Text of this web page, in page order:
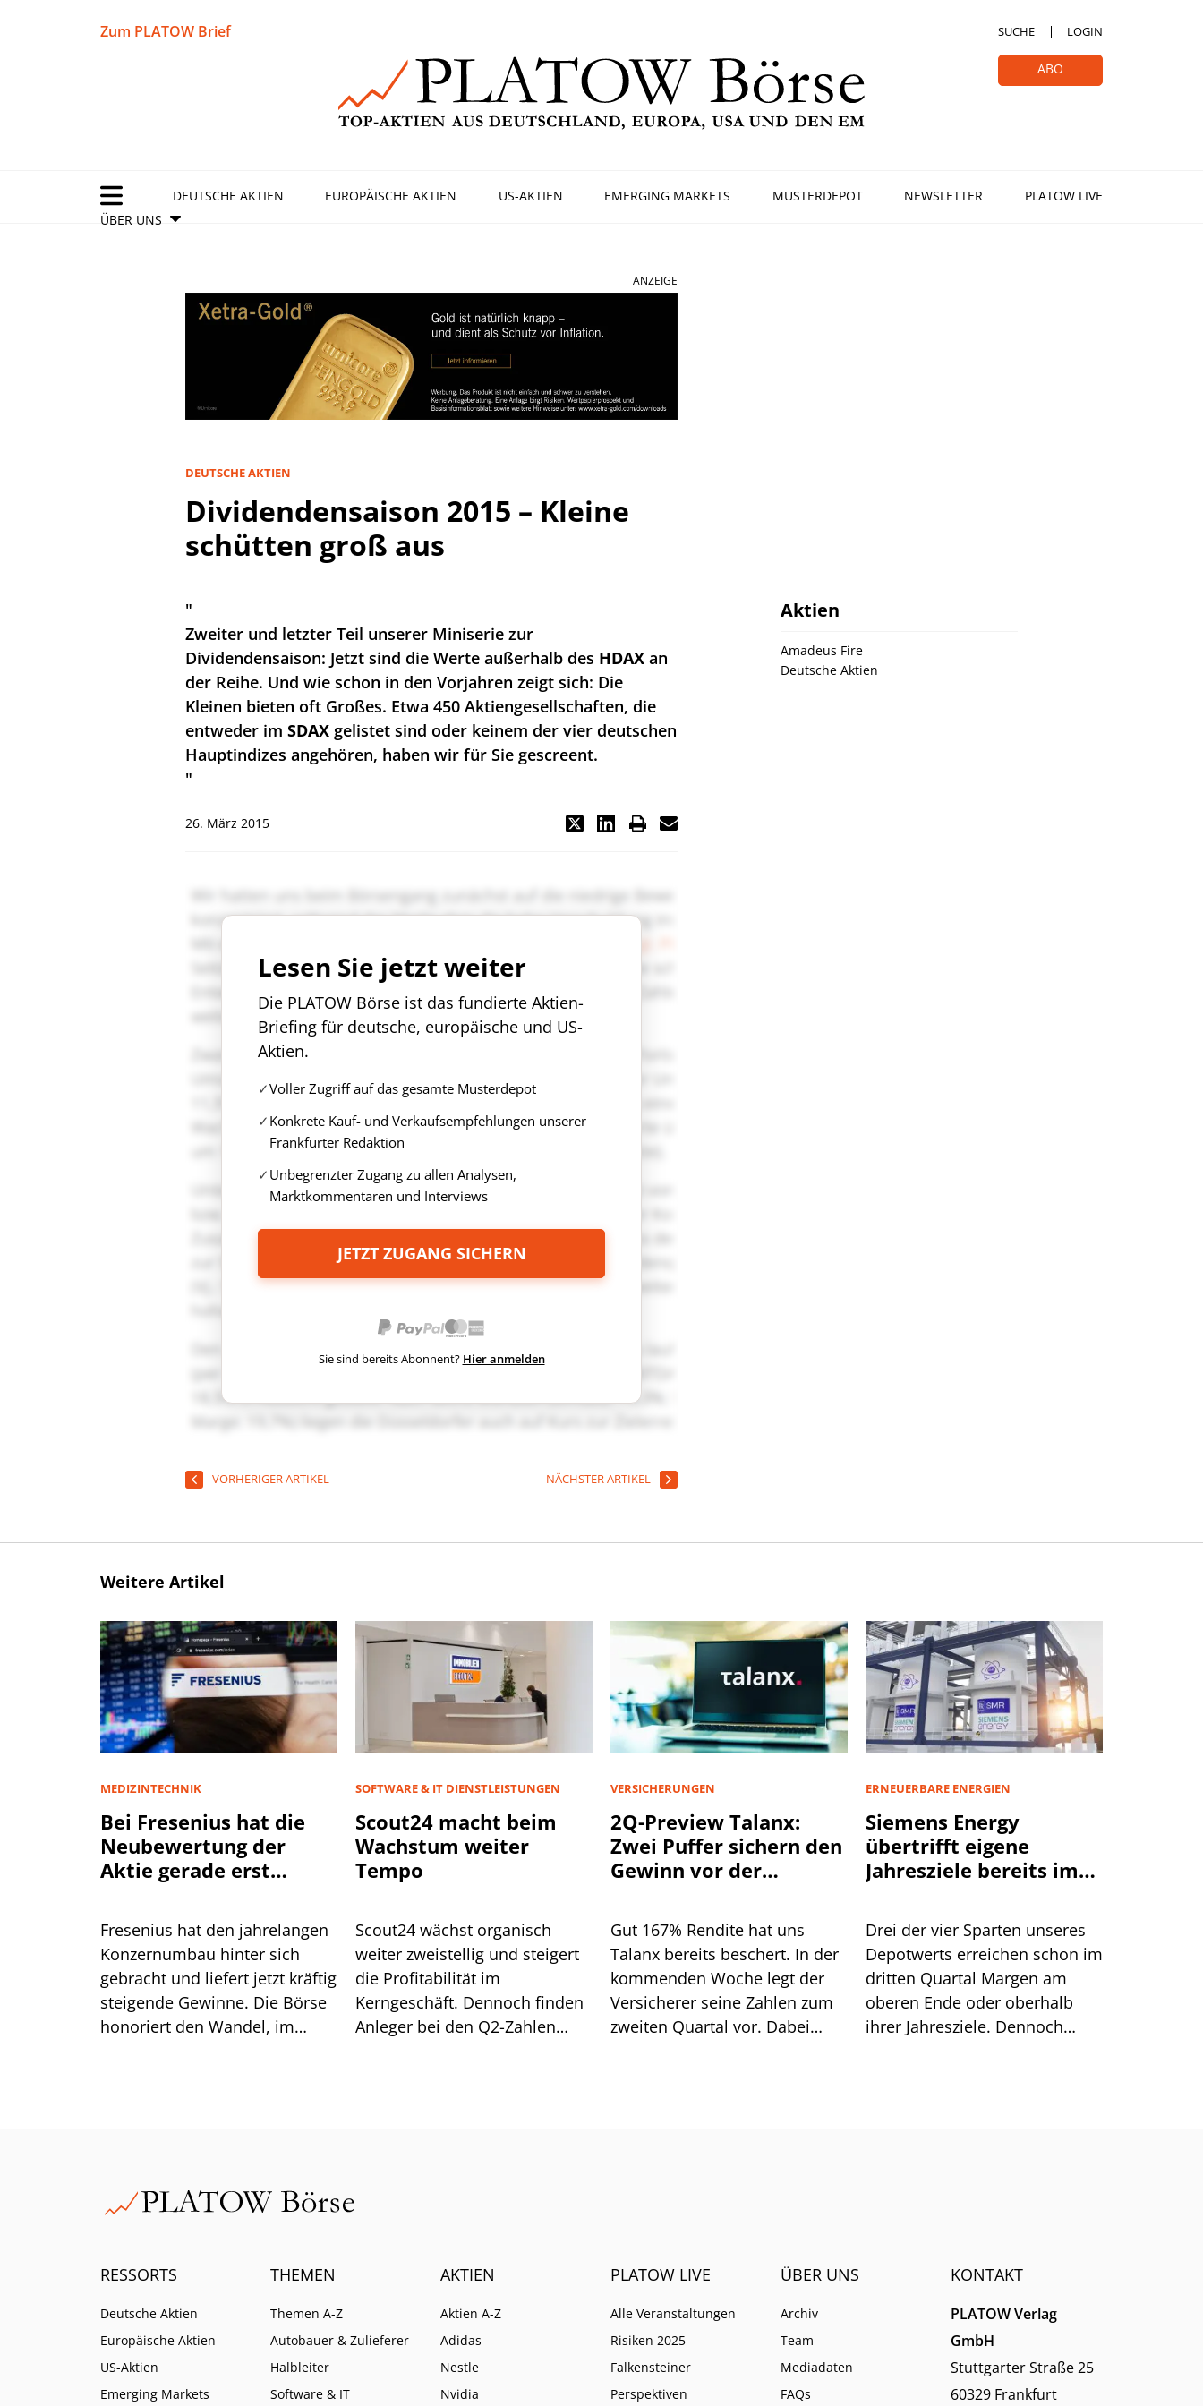
Zum PLATOW Brief SUCHE LOGIN
ABO
DEUTSCHE AKTIEN EUROPÄISCHE AKTIEN US-AKTIEN EMERGING MARKETS MUSTERDEPOT NEWSLETTER
PLATOW LIVE
ÜBER UNS
ANZEIGE
DEUTSCHE AKTIEN
Dividendensaison 2015 – Kleine
schütten groß aus
"
Zweiter und letzter Teil unserer Miniserie zur
Dividendensaison: Jetzt sind die Werte außerhalb des HDAX an
der Reihe. Und wie schon in den Vorjahren zeigt sich: Die
Kleinen bieten oft Großes. Etwa 450 Aktiengesellschaften, die
entweder im SDAX gelistet sind oder keinem der vier deutschen
Hauptindizes angehören, haben wir für Sie gescreent.
"
26. März 2015
Lesen Sie jetzt weiter
Die PLATOW Börse ist das fundierte Aktien-
Briefing für deutsche, europäische und US-
Aktien.
Voller Zugriff auf das gesamte Musterdepot
Konkrete Kauf- und Verkaufsempfehlungen unserer
Frankfurter Redaktion
Unbegrenzter Zugang zu allen Analysen,
Marktkommentaren und Interviews
JETZT ZUGANG SICHERN
Sie sind bereits Abonnent? Hier anmelden
VORHERIGER ARTIKEL NÄCHSTER ARTIKEL
Aktien
Amadeus Fire
Deutsche Aktien
Weitere Artikel
MEDIZINTECHNIK
Bei Fresenius hat die
Neubewertung der
Aktie gerade erst
Fresenius hat den jahrelangen
Konzernumbau hinter sich
gebracht und liefert jetzt kräftig
steigende Gewinne. Die Börse
honoriert den Wandel, im
SOFTWARE & IT DIENSTLEISTUNGEN
Scout24 macht beim
Wachstum weiter
Tempo
Scout24 wächst organisch
weiter zweistellig und steigert
die Profitabilität im
Kerngeschäft. Dennoch finden
Anleger bei den Q2-Zahlen
VERSICHERUNGEN
2Q-Preview Talanx:
Zwei Puffer sichern den
Gewinn vor der
Gut 167% Rendite hat uns
Talanx bereits beschert. In der
kommenden Woche legt der
Versicherer seine Zahlen zum
zweiten Quartal vor. Dabei
ERNEUERBARE ENERGIEN
Siemens Energy
übertrifft eigene
Jahresziele bereits im
Drei der vier Sparten unseres
Depotwerts erreichen schon im
dritten Quartal Margen am
oberen Ende oder oberhalb
ihrer Jahresziele. Dennoch
RESSORTS
Deutsche Aktien
Europäische Aktien
US-Aktien
Emerging Markets
THEMEN
Themen A-Z
Autobauer & Zulieferer
Halbleiter
Software & IT
AKTIEN
Aktien A-Z
Adidas
Nestle
Nvidia
PLATOW LIVE
Alle Veranstaltungen
Risiken 2025
Falkensteiner
Perspektiven
ÜBER UNS
Archiv
Team
Mediadaten
FAQs
KONTAKT
PLATOW Verlag
GmbH
Stuttgarter Straße 25
60329 Frankfurt